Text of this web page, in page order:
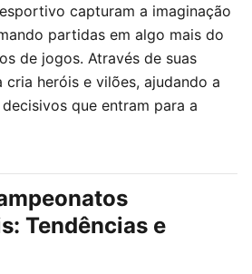
capturam a imaginação
partidas em algo mais do
de jogos. Através de suas
cria heróis e vilões, ajudando a
que entram para a
Tendências e